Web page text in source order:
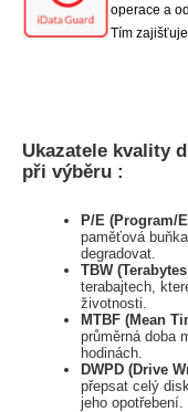
operace a
Tím
Ukazatele kvality
při výběru :
P/E (Program/
paměťová
degradovat.
TBW
terabajtech,
životnosti.
MTBF (Mean
průměrná doba
hodinách.
DWPD (Drive
přepsat celý
jeho opotřebení.